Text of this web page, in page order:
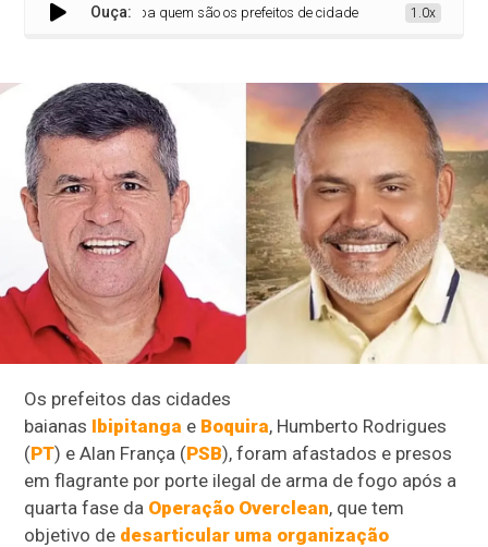
Ouça:
Saiba quem são os prefeitos de cidades baianas presos em
1.0x
Os prefeitos das cidades
baianas Ibipitanga e Boquira, Humberto Rodrigues
(PT) e Alan França (PSB), foram afastados e presos
em flagrante por porte ilegal de arma de fogo após a
quarta fase da Operação Overclean, que tem
objetivo de desarticular uma organização